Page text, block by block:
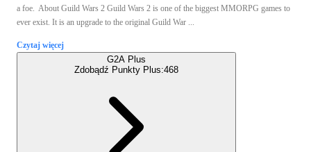
a foe. About Guild Wars 2 Guild Wars 2 is one of the biggest MMORPG games to
ever exist. It is an upgrade to the original Guild War ...
Czytaj więcej
G2A Plus
Zdobądź Punkty Plus:468